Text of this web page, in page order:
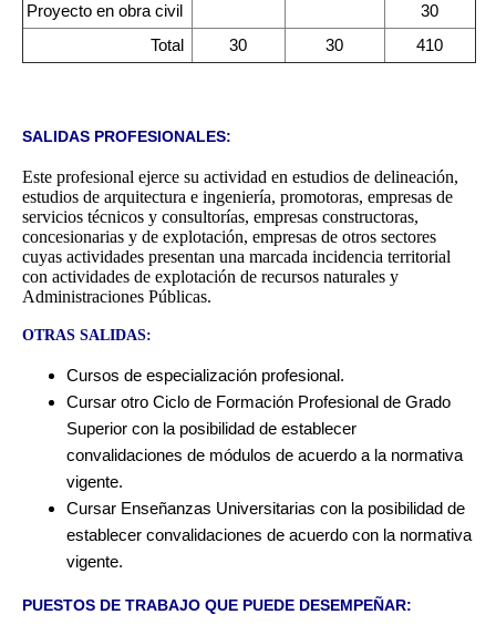
Proyecto en obra civil
30
Total
30 30 410
SALIDAS PROFESIONALES:
Este profesional ejerce su actividad en estudios de delineación,
estudios de arquitectura e ingeniería, promotoras, empresas de
servicios técnicos y consultorías, empresas constructoras,
concesionarias y de explotación, empresas de otros sectores
cuyas actividades presentan una marcada incidencia territorial
con actividades de explotación de recursos naturales y
Administraciones Públicas.
OTRAS SALIDAS:
Cursos de especialización profesional.
Cursar otro Ciclo de Formación Profesional de Grado
Superior con la posibilidad de establecer
convalidaciones de módulos de acuerdo a la normativa
vigente.
Cursar Enseñanzas Universitarias con la posibilidad de
establecer convalidaciones de acuerdo con la normativa
vigente.
PUESTOS DE TRABAJO QUE PUEDE DESEMPEÑAR: